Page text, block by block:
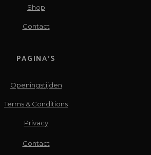
Shop
Contact
PAGINA’S
Openingstijden
Terms & Conditions
Privacy
Contact